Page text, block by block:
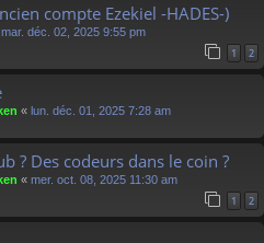
compte Ezekiel -HADES-)
mar. déc. 02, 2025 9:55 pm
1 2
« lun. déc. 01, 2025 7:28 am
? Des codeurs dans le coin ?
« mer. oct. 08, 2025 11:30 am
1 2